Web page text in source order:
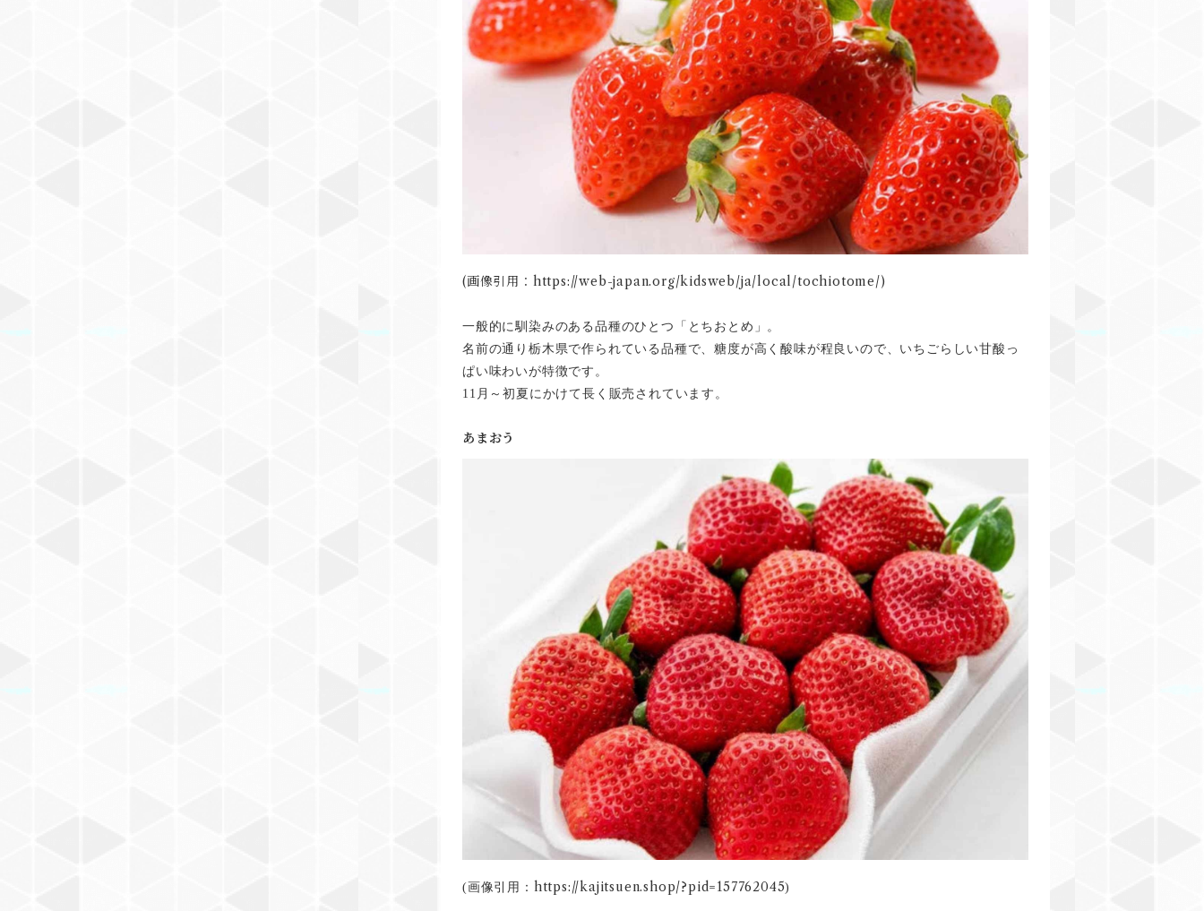
(画像引用：https://web-japan.org/kidsweb/ja/local/tochiotome/)
一般的に馴染みのある品種のひとつ「とちおとめ」。
名前の通り栃木県で作られている品種で、糖度が高く酸味が程良いので、いちごらしい甘酸っ
ぱい味わいが特徴です。
11 月～初夏にかけて長く販売されています。
あまおう
(画像引用： https://kajitsuen.shop/?pid=157762045)